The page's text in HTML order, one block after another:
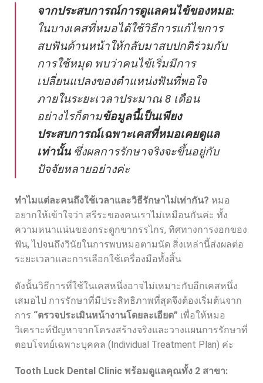
จากประสบการณ์การดูแลคนไข้ของหมอ:
ในบางเคสที่หมอได้ใช้วิธีการแก้ไขการ
สบฟันด้านหน้าให้กลับมาสบปกติร่วมกับ
การใช้หมุด พบว่าคนไข้เริ่มมีการ
เปลี่ยนแปลงของตำแหน่งฟันที่พอใจ
ภายในระยะเวลาประมาณ 8 เดือน
อย่างไรก็ตามข้อมูลนี้เป็นเพียง
ประสบการณ์เฉพาะเคสที่หมอเคยดูแล
เท่านั้นซึ่งผลการรักษาจริงจะขึ้นอยู่กับ
ปัจจัยหลายอย่างค่ะ
ทำไมแต่ละคนถึงใช้เวลาและวิธีรักษาไม่เท่ากัน? หมอ
อยากให้เข้าใจว่า สรีระของคนเราไม่เหมือนกันค่ะ ทั้ง
ความหนาแน่นของกระดูกขากรรไกร, ทิศทางการงอกของ
ฟัน, ไปจนถึงวินัยในการพบหมอตามนัด สิ่งเหล่านี้ส่งผลต่อ
ระยะเวลาและการเลือกใช้เครื่องมือทั้งสิ้น
ดังนั้นวิธีการที่ใช้ในเคสหนึ่งอาจไม่เหมาะกับอีกเคสหนึ่ง
เสมอไป การรักษาที่มีประสิทธิภาพที่สุดจึงต้องเริ่มต้นจาก
การ “ตรวจประเมินหน้างานโดยละเอียด” เพื่อให้หมอ
วิเคราะห์ปัญหาจากโครงสร้างจริงและวางแผนการรักษาที่
ตอบโจทย์เฉพาะบุคคล (Individual Treatment Plan) ค่ะ
Tooth Luck Dental Clinic พร้อมดูแลคุณทั้ง 2 สาขา: